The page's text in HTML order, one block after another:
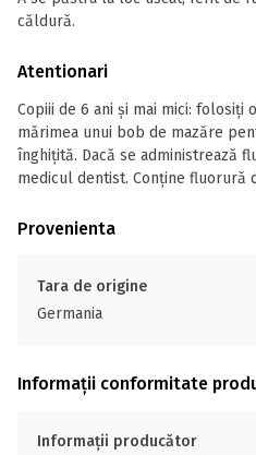
căldură.
Atentionari
Copiii de 6 ani și mai mici: folosiți
mărimea unui bob de mazăre
înghițită. Dacă se administrează
medicul dentist. Conține fluorură
Provenienta
Tara de origine
Germania
Informații conformitate
Informații producător